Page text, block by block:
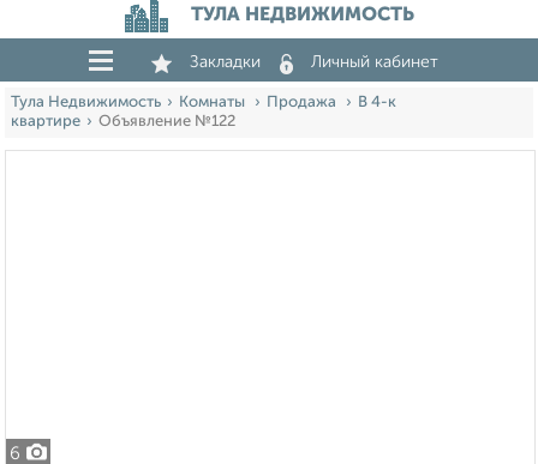
ТУЛА НЕДВИЖИМОСТЬ
Закладки Личный кабинет
Тула Недвижимость Комнаты Продажа
В 4-к
квартире
Объявление №122
6